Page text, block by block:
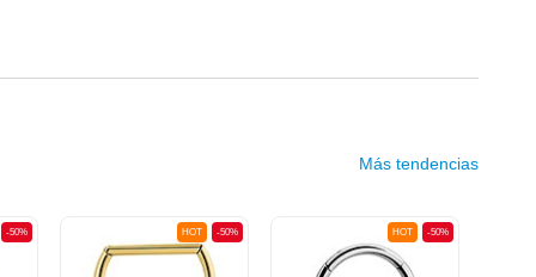
Más tendencias
-50% -50%
HOT -50%
HOT